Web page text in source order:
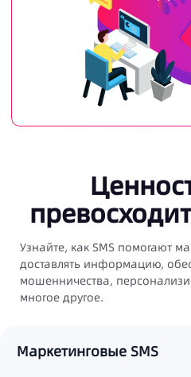
Узнайте, как SMS помогают
доставлять информацию,
мошенничества,
многое другое.
Маркетинговые SMS